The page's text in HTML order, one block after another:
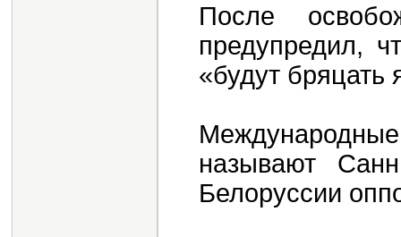
После
предупредил,
«будут бряцать
называют
Белоруссии